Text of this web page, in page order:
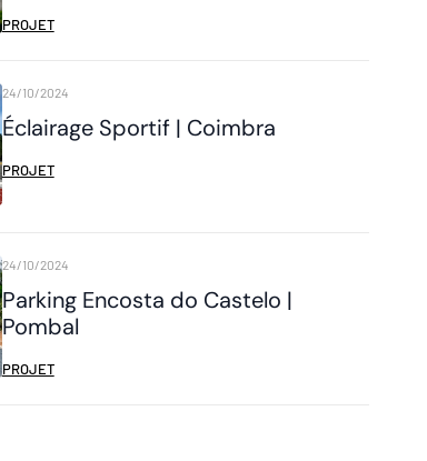
PROJET
Éclairage Sportif | Coimbra
24/10/2024
PROJET
Parking Encosta do Castelo |
Pombal
24/10/2024
PROJET